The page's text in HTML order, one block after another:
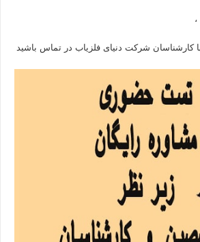
کارشناسان شرکت دنیای فلزیاب در تماس باشید